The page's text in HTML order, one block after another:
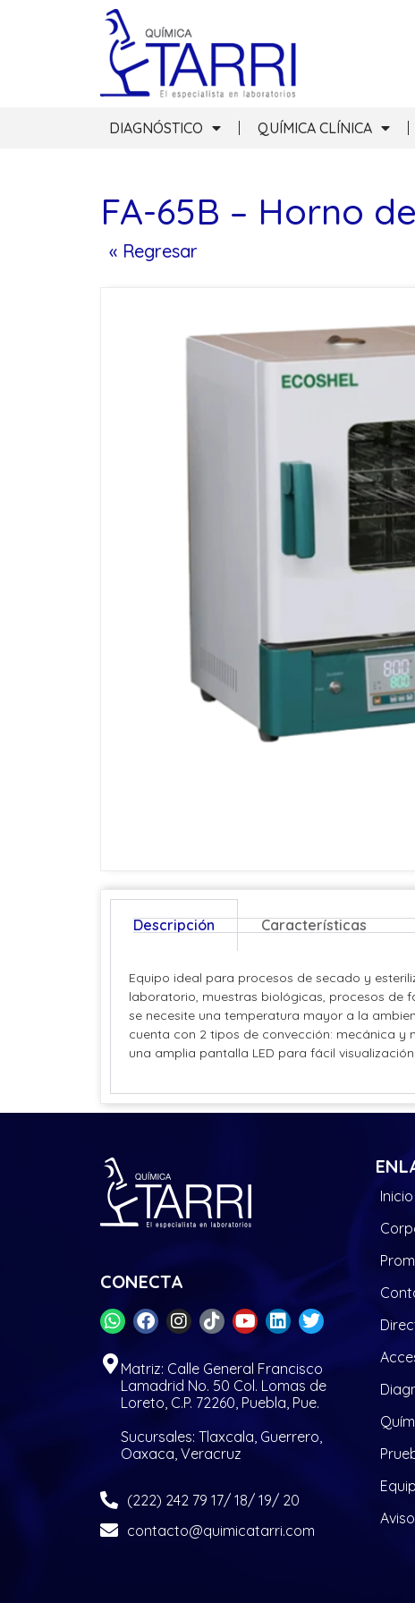
DIAGNÓSTICO QUÍMICA CLÍNICA
FA-65B – Horno
« Regresar
Descripción Características
Equipo ideal para procesos de secado y
laboratorio, muestras biológicas, procesos de
se necesite una temperatura mayor a la
cuenta con 2 tipos de convección: mecánica y
una amplia pantalla LED para fácil
CONECTA
Matriz: Calle General Francisco
Lamadrid No. 50 Col. Lomas de
Loreto, C.P. 72260, Puebla, Pue.
Sucursales: Tlaxcala, Guerrero,
Oaxaca, Veracruz
(222) 242 79 17/ 18/ 19/ 20
contacto@quimicatarri.com
Inicio